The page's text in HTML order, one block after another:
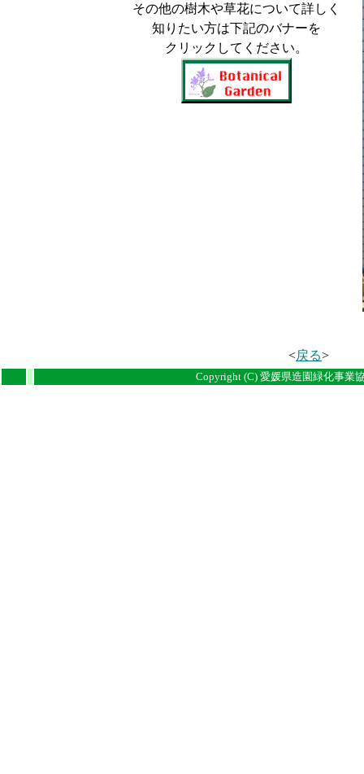
その他の樹木や草花について詳しく
知りたい方は下記のバナーを
クリックしてください。
<戻る>
Copyright (C) 愛媛県造園緑化事業